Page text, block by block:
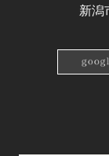
新潟